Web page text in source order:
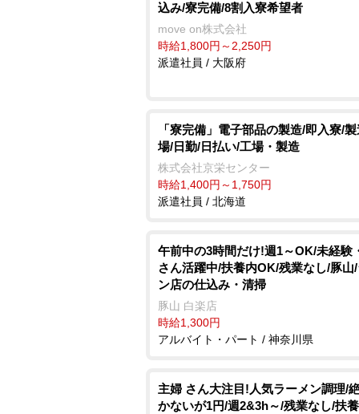
込み/寮完備/8割入寮希望者
move on株式会社
時給1,800円～2,250円
派遣社員 / 大阪府
「寮完備」電子部品の製造/即入寮/
場/日勤/日払い/工場・製造
株式会社京栄センター
時給1,400円～1,750円
派遣社員 / 北海道
午前中の3時間だけ!週1～OK/未経験
さん活躍中/扶養内OK/残業なし/豚山
ン店の仕込み・清掃
豚山 白楽店
時給1,300円
アルバイト・パート / 神奈川県
主婦 さん大注目!人気ラーメン調理/
かないが1円/週2&3h～/残業なし/扶